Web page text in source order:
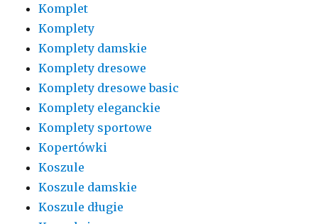
Komplet
Komplety
Komplety damskie
Komplety dresowe
Komplety dresowe basic
Komplety eleganckie
Komplety sportowe
Kopertówki
Koszule
Koszule damskie
Koszule długie